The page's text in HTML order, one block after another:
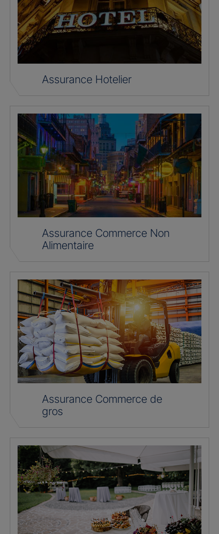
Assurance Hotelier
Assurance Commerce Non
Alimentaire
Assurance Commerce de
gros